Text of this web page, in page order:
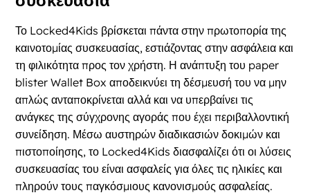
Το Locked4Kids βρίσκεται πάντα στην πρωτοπορία της
καινοτομίας συσκευασίας, εστιάζοντας στην ασφάλεια και
τη φιλικότητα προς τον χρήστη. Η ανάπτυξη του paper
blister Wallet Box αποδεικνύει τη δέσμευσή του να μην
απλώς ανταποκρίνεται αλλά και να υπερβαίνει τις
ανάγκες της σύγχρονης αγοράς που έχει περιβαλλοντική
συνείδηση. Μέσω αυστηρών διαδικασιών δοκιμών και
πιστοποίησης, το Locked4Kids διασφαλίζει ότι οι λύσεις
συσκευασίας του είναι ασφαλείς για όλες τις ηλικίες και
πληρούν τους παγκόσμιους κανονισμούς ασφαλείας.